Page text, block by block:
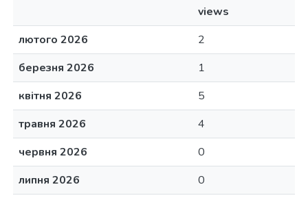
views
лютого 2026
2
березня 2026
1
квітня 2026
5
травня 2026
4
червня 2026
0
липня 2026
0